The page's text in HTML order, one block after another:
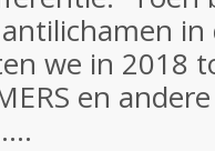
in
we in 2018
en andere